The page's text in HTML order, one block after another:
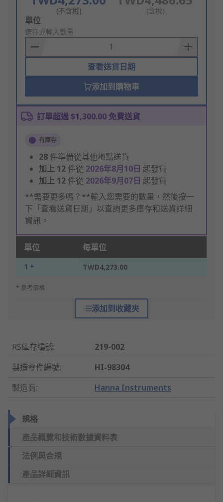
(不含稅) (含稅)
Add
to
Basket
單位
選擇或輸入數量
查看送貨日期
添加到購物車
訂單超過 $1,300.00 免費送貨
有庫存
28 件準備從其他地點送貨
加上 12 件從 2026年8月10日 起發貨
加上 12 件從 2026年9月07日 起發貨
**需要更多嗎？**輸入您需要的數量，然後按一
下「查看送貨日期」以查詢更多庫存和送貨詳細
資訊。
單位 每單位
1 + TWD4,273.00
* 參考價格
添加到收藏夾
RS庫存編號:
219-002
製造零件編號:
HI-98304
製造商: Hanna Instruments
規格
產品概覽和技術數據資料表
法例與合規
產品詳細資訊